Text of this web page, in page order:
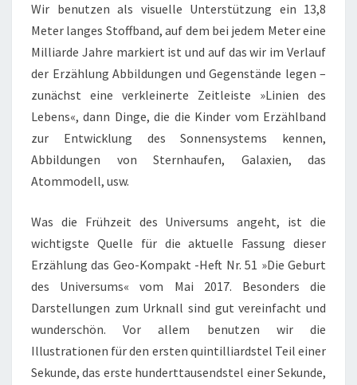
Wir benutzen als visuelle Unterstützung ein 13,8
Meter langes Stoffband, auf dem bei jedem Meter eine
Milliarde Jahre markiert ist und auf das wir im Verlauf
der Erzählung Abbildungen und Gegenstände legen –
zunächst eine verkleinerte Zeitleiste »Linien des
Lebens«, dann Dinge, die die Kinder vom Erzählband
zur Entwicklung des Sonnensystems kennen,
Abbildungen von Sternhaufen, Galaxien, das
Atommodell, usw.
Was die Frühzeit des Universums angeht, ist die
wichtigste Quelle für die aktuelle Fassung dieser
Erzählung das Geo-Kompakt -Heft Nr. 51 »Die Geburt
des Universums« vom Mai 2017. Besonders die
Darstellungen zum Urknall sind gut vereinfacht und
wunderschön. Vor allem benutzen wir die
Illustrationen für den ersten quintilliardstel Teil einer
Sekunde, das erste hunderttausendstel einer Sekunde,